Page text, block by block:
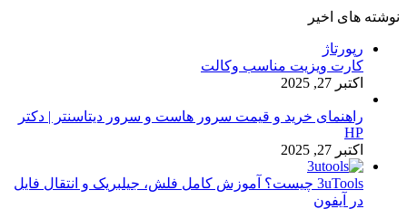
نوشته های اخیر
رپورتاژ
کارت ویزیت مناسب وکالت
اکتبر 27, 2025
راهنمای خرید و قیمت سرور هاست و سرور دیتاسنتر | دکتر
HP
اکتبر 27, 2025
3uTools چیست؟ آموزش کامل فلش، جیلبریک و انتقال فایل
در آیفون